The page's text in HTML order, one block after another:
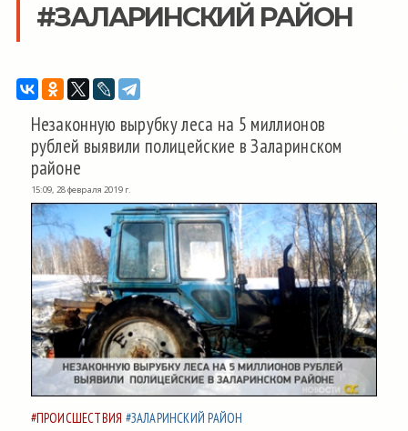
#ЗАЛАРИНСКИЙ РАЙОН
Незаконную вырубку леса на 5 миллионов
рублей выявили полицейские в Заларинском
районе
15:09, 28 февраля 2019 г.
#ПРОИСШЕСТВИЯ #ЗАЛАРИНСКИЙ РАЙОН